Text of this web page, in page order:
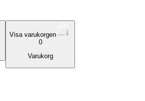
Visa varukorgen
0
Varukorg